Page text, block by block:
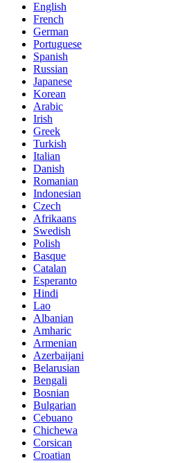
English
French
German
Portuguese
Spanish
Russian
Japanese
Korean
Arabic
Irish
Greek
Turkish
Italian
Danish
Romanian
Indonesian
Czech
Afrikaans
Swedish
Polish
Basque
Catalan
Esperanto
Hindi
Lao
Albanian
Amharic
Armenian
Azerbaijani
Belarusian
Bengali
Bosnian
Bulgarian
Cebuano
Chichewa
Corsican
Croatian